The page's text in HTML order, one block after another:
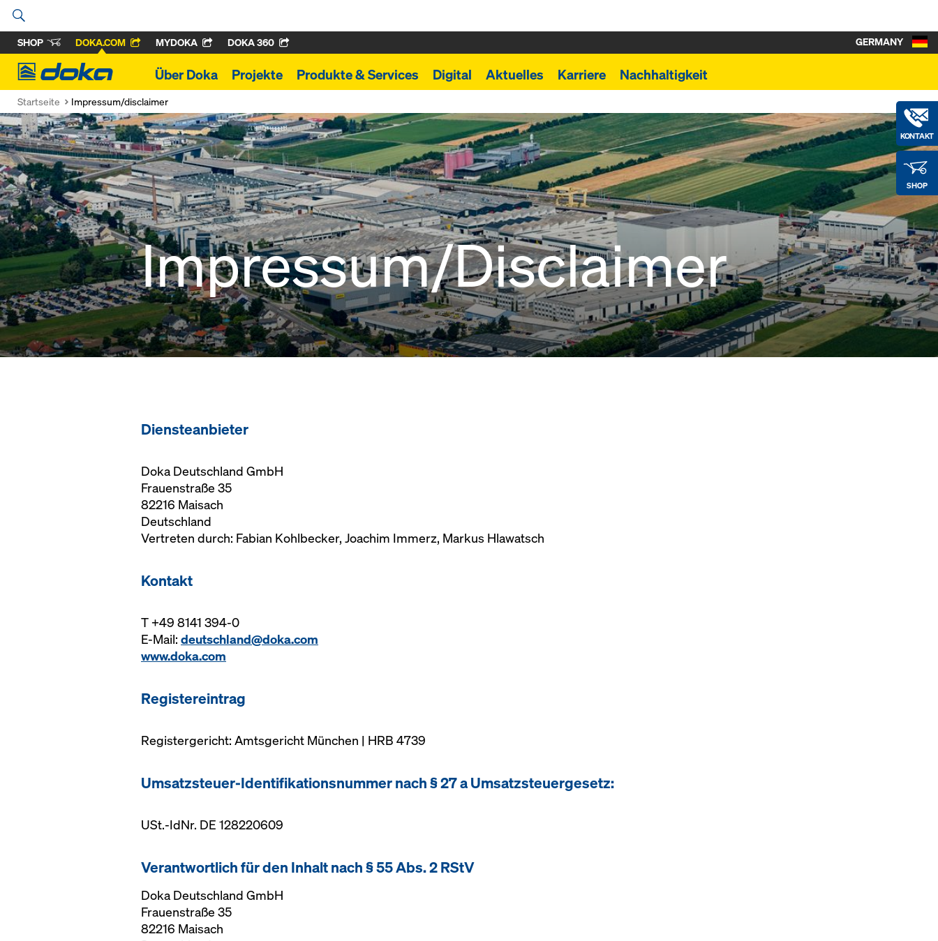
SHOP DOKA.COM MYDOKA DOKA 360
Doka
Über Doka Projekte Produkte & Services Digital Aktuelles Karriere Nachhaltigkeit
KONTAKT
SHOP
GERMANY
Startseite Impressum/disclaimer
Impressum/Disclaimer
Diensteanbieter
Doka Deutschland GmbH
Frauenstraße 35
82216 Maisach
Deutschland
Vertreten durch: Fabian Kohlbecker, Joachim Immerz, Markus Hlawatsch
Kontakt
T +49 8141 394-0
E-Mail: deutschland@doka.com
www.doka.com
Registereintrag
Registergericht: Amtsgericht München | HRB 4739
Umsatzsteuer-Identifikationsnummer nach § 27 a Umsatzsteuergesetz:
USt.-IdNr. DE 128220609
Verantwortlich für den Inhalt nach § 55 Abs. 2 RStV
Doka Deutschland GmbH
Frauenstraße 35
82216 Maisach